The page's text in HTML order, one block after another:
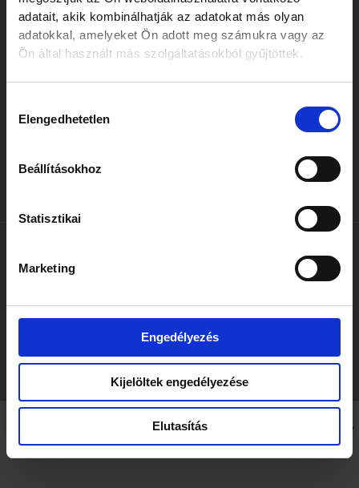
adatait, akik kombinálhatják az adatokat más olyan
adatokkal, amelyeket Ön adott meg számukra vagy az
Ön által használt más szolgáltatásokból gyűjtöttek.
kiválasztása
Elengedhetetlen
Beállításokhoz
Statisztikai
Marketing
Engedélyezés
Kijelöltek engedélyezése
Elutasítás
kreativitásukat hatékonyan
felhasználva kézzelfogható
eredményeket érnek el.
mindemellett nagyszerű
november 12, 2025
PREVIOUS NEXT
Copyright © 2026 Szecskay Attorneys at Law | Powered by